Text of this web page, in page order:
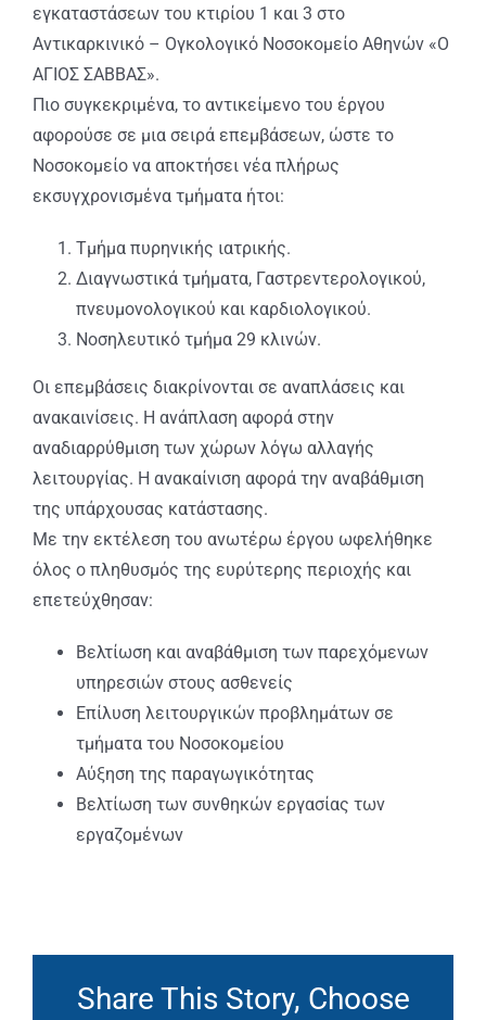
εγκαταστάσεων του κτιρίου 1 και 3 στο
Αντικαρκινικό – Ογκολογικό Νοσοκομείο Αθηνών «Ο
ΑΓΙΟΣ ΣΑΒΒΑΣ».
Πιο συγκεκριμένα, το αντικείμενο του έργου
αφορούσε σε μια σειρά επεμβάσεων, ώστε το
Νοσοκομείο να αποκτήσει νέα πλήρως
εκσυγχρονισμένα τμήματα ήτοι:
Τμήμα πυρηνικής ιατρικής.
Διαγνωστικά τμήματα, Γαστρεντερολογικού,
πνευμονολογικού και καρδιολογικού.
Νοσηλευτικό τμήμα 29 κλινών.
Οι επεμβάσεις διακρίνονται σε αναπλάσεις και
ανακαινίσεις. Η ανάπλαση αφορά στην
αναδιαρρύθμιση των χώρων λόγω αλλαγής
λειτουργίας. Η ανακαίνιση αφορά την αναβάθμιση
της υπάρχουσας κατάστασης.
Με την εκτέλεση του ανωτέρω έργου ωφελήθηκε
όλος ο πληθυσμός της ευρύτερης περιοχής και
επετεύχθησαν:
Βελτίωση και αναβάθμιση των παρεχόμενων
υπηρεσιών στους ασθενείς
Επίλυση λειτουργικών προβλημάτων σε
τμήματα του Νοσοκομείου
Αύξηση της παραγωγικότητας
Βελτίωση των συνθηκών εργασίας των
εργαζομένων
Share This Story, Choose